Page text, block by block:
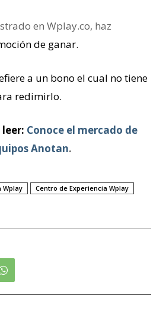
en Wplay.co, haz
de ganar.
a un bono el cual no tiene
redimirlo.
Conoce el mercado de
Anotan.
Wplay
Centro de Experiencia Wplay